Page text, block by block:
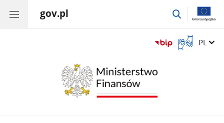
gov.pl
przejdź
Otwórz
okno
Zmień
PL